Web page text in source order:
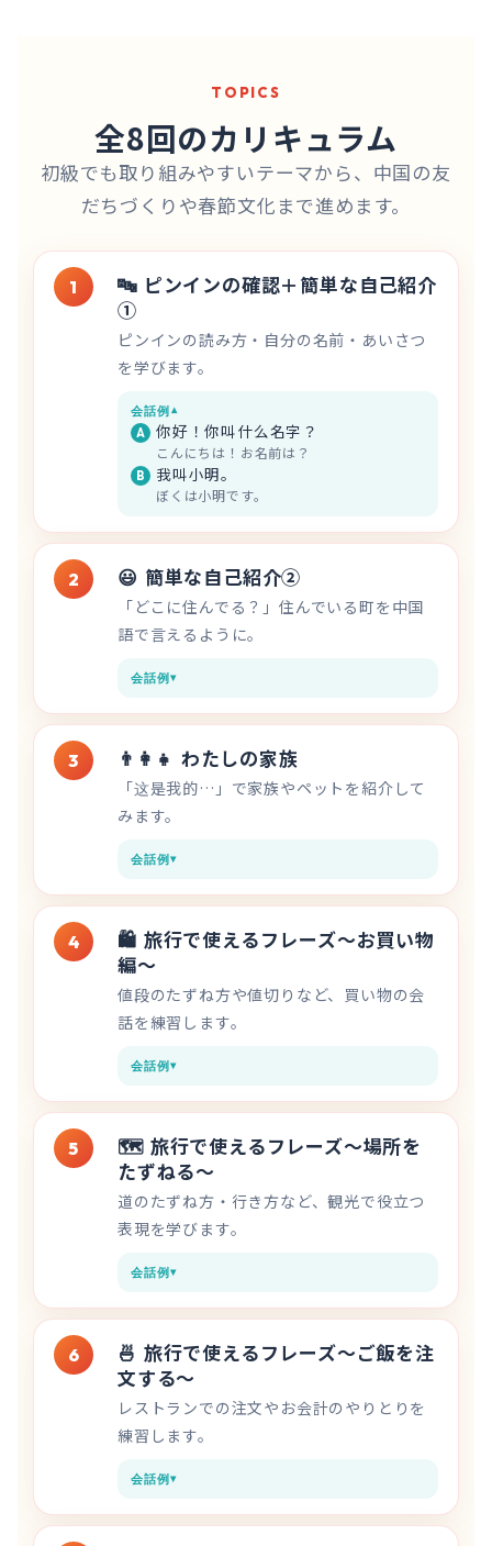
TOPICS
全8回のカリキュラム
初級でも取り組みやすいテーマから、中国の友
だちづくりや春節文化まで進めます。
1 🔤 ピンインの確認＋簡単な自己紹介
①
ピンインの読み方・自分の名前・あいさつ
を学びます。
会話例
A
你好！你叫什么名字？
こんにちは！お名前は？
B 我叫小明。
ぼくは小明です。
2 😃 簡単な自己紹介②
「どこに住んでる？」住んでいる町を中国
語で言えるように。
会話例
3 👨‍👩‍👧 わたしの家族
「这是我的…」で家族やペットを紹介して
みます。
会話例
4 🛍️ 旅行で使えるフレーズ〜お買い物
編〜
値段のたずね方や値切りなど、買い物の会
話を練習します。
会話例
5 🗺️ 旅行で使えるフレーズ〜場所を
たずねる〜
道のたずね方・行き方など、観光で役立つ
表現を学びます。
会話例
6 🍜 旅行で使えるフレーズ〜ご飯を注
文する〜
レストランでの注文やお会計のやりとりを
練習します。
会話例